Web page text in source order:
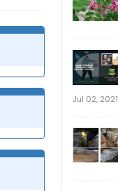
Jul 02, 2021